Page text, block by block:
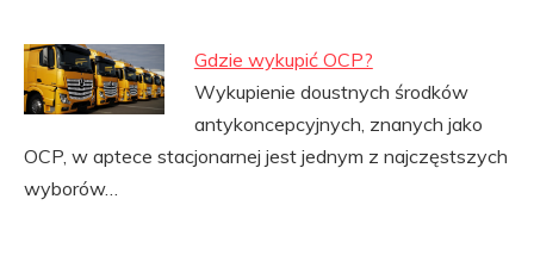
Gdzie wykupić OCP?
Wykupienie doustnych środków
antykoncepcyjnych, znanych jako
OCP, w aptece stacjonarnej jest jednym z najczęstszych
wyborów…